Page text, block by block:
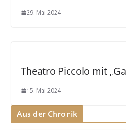
29. Mai 2024
Theatro Piccolo mit
15. Mai 2024
Aus der Chronik